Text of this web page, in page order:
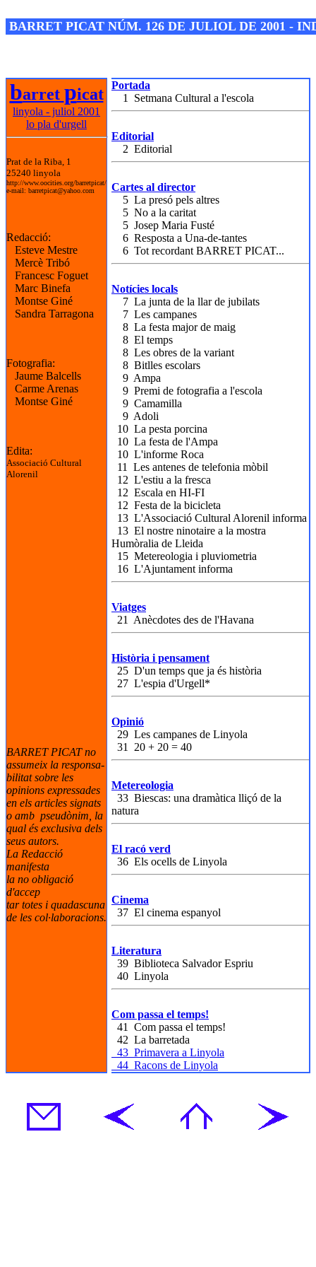
BARRET PICAT NÚM. 126 DE JULIOL DE 2001 -
barret picat
linyola - juliol 2001
lo pla d'urgell
Prat de la Riba, 1
25240 linyola
http://www.oocities.org/barretpicat/
e-mail: barretpicat@yahoo.com
Redacció:
Esteve Mestre
Mercè Tribó
Francesc Foguet
Marc Binefa
Montse Giné
Sandra Tarragona
Fotografia:
Jaume Balcells
Carme Arenas
Montse Giné
Edita:
Associació Cultural
Alorenil
BARRET PICAT no
assumeix la responsa-
bilitat sobre les
opinions expressades
en els articles signats
o amb pseudònim, la
qual és exclusiva dels
seus autors.
La Redacció
manifesta
la no obligació
d'accep
tar totes i quadascuna
de les col·laboracions.
Portada
1 Setmana Cultural a l'escola
Editorial
2 Editorial
Cartes al director
5 La presó pels altres
5 No a la caritat
5 Josep Maria Fusté
6 Resposta a Una-de-tantes
6 Tot recordant BARRET PICAT...
Notícies locals
7 La junta de la llar de jubilats
7 Les campanes
8 La festa major de maig
8 El temps
8 Les obres de la variant
8 Bitlles escolars
9 Ampa
9 Premi de fotografia a l'escola
9 Camamilla
9 Adoli
10 La pesta porcina
10 La festa de l'Ampa
10 L'informe Roca
11 Les antenes de telefonia mòbil
12 L'estiu a la fresca
12 Escala en HI-FI
12 Festa de la bicicleta
13 L'Associació Cultural Alorenil informa
13 El nostre ninotaire a la mostra
Humòralia de Lleida
15 Metereologia i pluviometria
16 L'Ajuntament informa
Viatges
21 Anècdotes des de l'Havana
Història i pensament
25 D'un temps que ja és història
27 L'espia d'Urgell*
Opinió
29 Les campanes de Linyola
31 20 + 20 = 40
Metereologia
33 Biescas: una dramàtica lliçó de la
natura
El racó verd
36 Els ocells de Linyola
Cinema
37 El cinema espanyol
Literatura
39 Biblioteca Salvador Espriu
40 Linyola
Com passa el temps!
41 Com passa el temps!
42 La barretada
43 Primavera a Linyola
44 Racons de Linyola